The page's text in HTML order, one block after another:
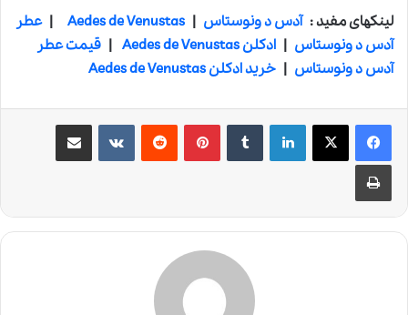
لینکهای مفید :آدس د ونوستاس |
Aedes de Venustas
|عطر
آدس د ونوستاس | ادکلن Aedes de Venustas | قیمت عطر
آدس د ونوستاس | خرید ادکلن Aedes de Venustas
لینکدین ‫تامبلر ‫پین‌ترست‫رددیت ‫VKontakteاشتراک گذاری از طریق ایمیل
چاپ